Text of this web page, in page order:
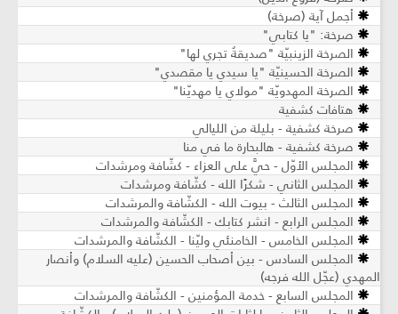
أجمل آية (صرخة)
صرخة: "يا كتابي"
الصرخة الزينبيّة "صديقةٌ تجري لها"
الصرخة الحسينيّة "يا سيدي يا مقصدي"
الصرخة المهدويّة "مولاي يا مهديّنا"
هتافات كشفية
صرخة كشفية - بليلة من الليالي
صرخة كشفية - هالبحارة ما في منا
المجلس الأوّل - حيَّ على العزاء - كشّافة ومرشدات
المجلس الثاني - شكرًا الله - كشّافة ومرشدات
المجلس الثالث - بيوت الله - الكشّافة والمرشدات
المجلس الرابع - انشر كتابك - الكشّافة والمرشدات
المجلس الخامس - الخامنئي وليّنا - الكشّافة والمرشدات
المجلس السادس - بين أصحاب الحسين (عليه السلام) وأنصار
المهدي (عجّل الله فرجه)
المجلس السابع - خدمة المؤمنين - الكشّافة والمرشدات